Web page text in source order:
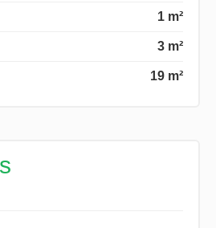
1 m²
3 m²
19 m²